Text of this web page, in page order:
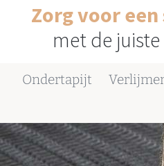
Zorg voor
met de
Ondertapijt